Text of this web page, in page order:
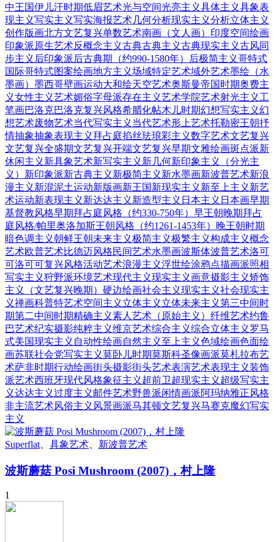
中王国伊儿汗时期低眉艺术光与空间光亮主义具体主义具象表
现主义写实主义写实海报艺术几何分析现实主义分析立体主义
创作版画北方文艺复兴单数艺术南画（文人画） 印度空间绘画
印象派原生艺术反概念主义古典古典主义古典现实主义古风同
步主义 后印象派后古典期（约990-1580年） 后极简主义哥特式
国际哥特式图案绘画地方主义场域特定艺术域外艺术墨绘（水
墨画） 墨西哥壁画运动大和绘天空艺术奥斯曼帝国时期奥费主
义女性主义艺术媚俗字母派存在主义艺术学院艺术射光主义 工
笔画巴洛克巴洛克复兴风格希腊化帖木儿时期幻想写实主义幻
想艺术废物艺术当代写实主义 当代艺术形上艺术托勒密王朝抒
情抽象抽象表现主义 拜占庭掐丝珐琅彩主义数字艺术文艺复兴
文艺复兴全盛期文艺复兴开端文艺复兴早期文雅绘画斑点派新
休闲主义 新具象艺术新写实主义 新几何新印象主义（分光主
义） 新印象派新古典主义 新极简主义 新水墨画新波普艺术新浪
漫主义 新混泥土运动新版画新王国新现实主义 新至上主义 新艺
术运动新表现主义 新达达主义 新造型主义 日本主义 日本画早期
基督教风格早期拜占庭风格（约330-750年） 早王朝晚期拜占
庭风格/帕里奥洛加斯王朝风格（约1261-1453年） 晚王朝时期
暗色调主义朝鲜王朝未来主义极简主义极繁主义构成主义概念
艺术欧普艺术比德迈风格民间艺术水墨画波斯体波普艺术洛可
可洛可可复兴风格活动艺术浪漫主义浮世绘涂鸦点描画派照相
写实主义狩野派环境艺术现代主义现实主义画意摄影主义矫饰
主义（文艺复兴晚期） 硬边绘画社会主义现实主义社会现实主
义禅画科普特艺术空间主义 立体主义 立体未来主义第三中间时
期第二中间时期精确主义素人艺术（原始主义） 纤维艺术约鲁
巴艺术纪实摄影纯粹主义维京艺术综合主义综合立体主义 罗马
式美国现实主义 自动性绘画自然主义至上主义色域绘画色面绘
画苏联社会党写实主义莫卧儿时期莫斯科圣像画派莫札拉布艺
术萨非时期行动绘画街头摄影街头艺术表演艺术表现主义装饰
派艺术西班牙现代风格象征主义 超前卫超现实主义 超级写实主
义达达主义过度主义 邮件艺术野兽派闲情画派阿玛纳雅正风格
非主流艺术风俗主义 风景画派马其顿文艺复兴马赛克魔幻写实
主义
Superflat 具象艺术 新波普艺术
波斯蘑菇 Posi Mushroom (2007)，村上隆
1